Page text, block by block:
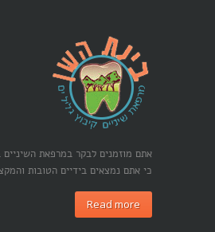
אתם מוזמנים לבקר במרפאת השיניים
כי אתם נמצאים בידיים הטובות
Read more